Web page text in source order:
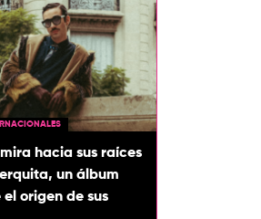
hacia sus raíces
un álbum
origen de sus